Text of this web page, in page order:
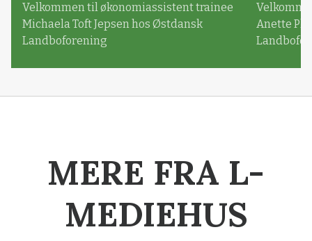
Velkommen til økonomiassistent trainee
Michaela Toft Jepsen hos Østdansk
Landboforening
Anette
MERE FRA L-
MEDIEHUS